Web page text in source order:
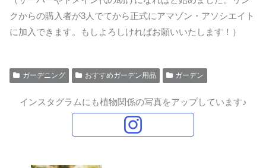
クからの購入者が3人でてから正式にアマゾン・アソシエイト
に加入できます。もしよろしければお願いいたします！）
ガーデニング おすすめガーデン用品 ガーデン
インスタグラムにも植物関係の写真をアップしています♪